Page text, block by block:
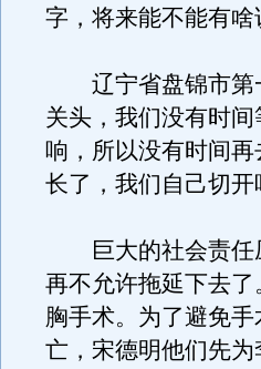
字，将来能不能有啥
辽宁省盘锦市第
关头，我们没有时
响，所以没有时间
长了，我们自己切开
巨大的社会责任
再不允许拖延下去
胸手术。为了避免
亡，宋德明他们先